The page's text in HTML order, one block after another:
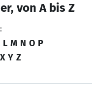
von A bis Z
L M N O P
X Y Z